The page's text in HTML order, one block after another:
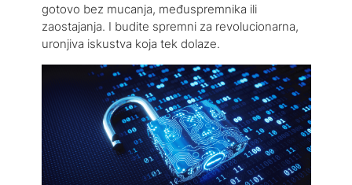
gotovo bez mucanja, međuspremnika ili
zaostajanja. I budite spremni za revolucionarna,
uronjiva iskustva koja tek dolaze.